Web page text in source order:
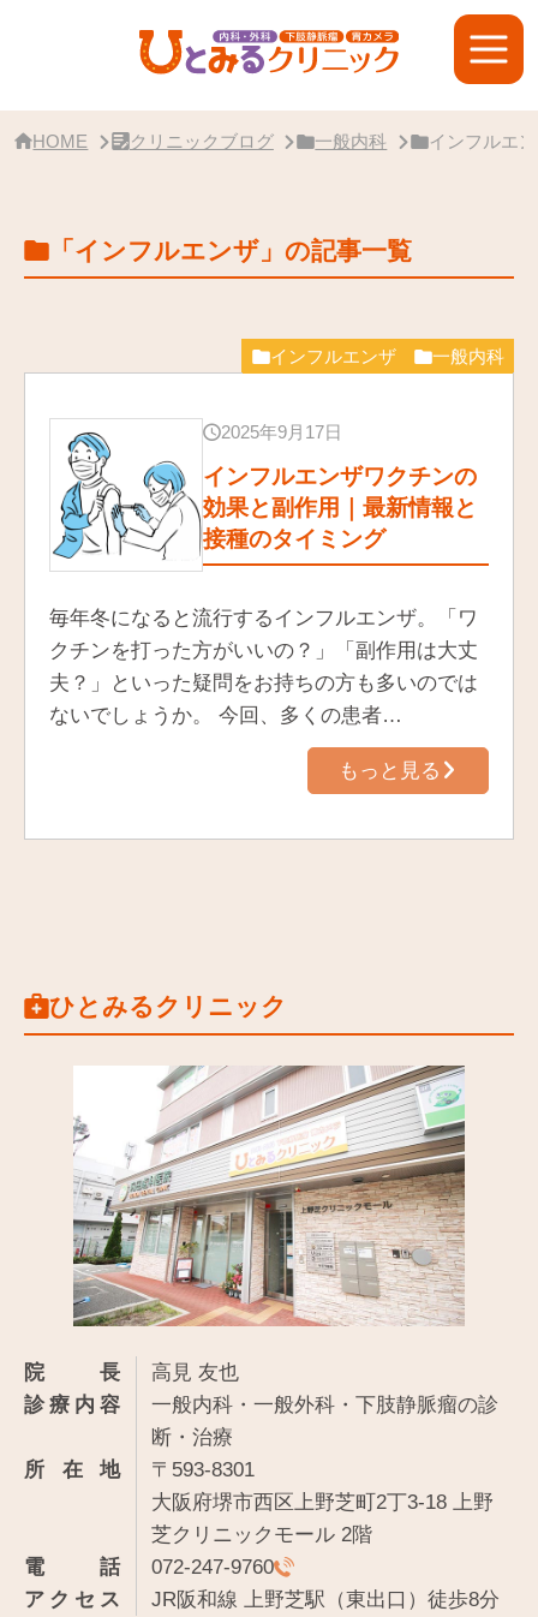
HOME クリニックブログ 一般内科 インフルエ
「インフルエンザ」の記事一覧
インフルエンザ 一般内科
2025年9月17日
インフルエンザワクチンの
効果と副作用｜最新情報と
接種のタイミング
毎年冬になると流行するインフルエンザ。「ワ
クチンを打った方がいいの？」「副作用は大丈
夫？」といった疑問をお持ちの方も多いのでは
ないでしょうか。 今回、多くの患者…
もっと見る
ひとみるクリニック
院長
高見 友也
診療内容
一般内科・一般外科・下肢静脈瘤の診
断・治療
所在地
〒593-8301
大阪府堺市西区上野芝町2丁3-18 上野
芝クリニックモール 2階
電話
072-247-9760
アクセス
JR阪和線 上野芝駅（東出口）徒歩8分